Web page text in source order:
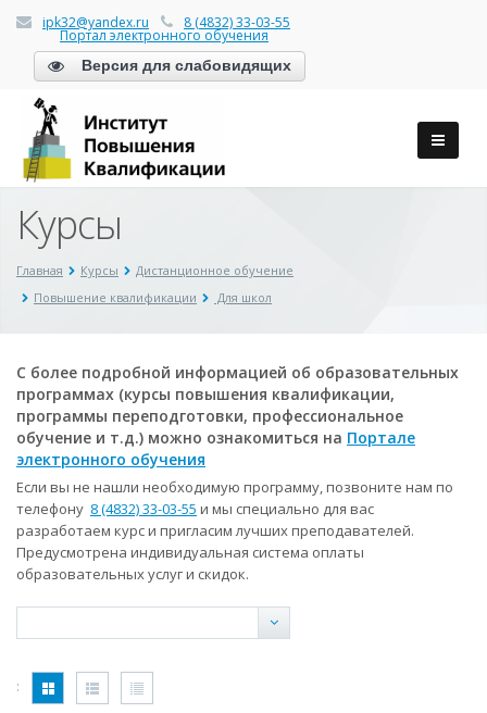
ipk32@yandex.ru 8 (4832) 33-03-55
Портал электронного обучения
Версия для слабовидящих
Курсы
Главная Курсы
Дистанционное обучение
Повышение квалификации
Для школ
С более подробной информацией об образовательных
программах (курсы повышения квалификации,
программы переподготовки, профессиональное
обучение и т.д.) можно ознакомиться на Портале
электронного обучения
Если вы не нашли необходимую программу, позвоните нам по
телефону 8 (4832) 33-03-55 и мы специально для вас
разработаем курс и пригласим лучших преподавателей.
Предусмотрена индивидуальная система оплаты
образовательных услуг и скидок.
: